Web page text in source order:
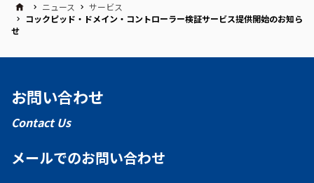
ニュース
サービス
コックピッド・ドメイン・コントローラー検証サービス提供開始のお知ら
せ
お問い合わせ
Contact Us
メールでのお問い合わせ